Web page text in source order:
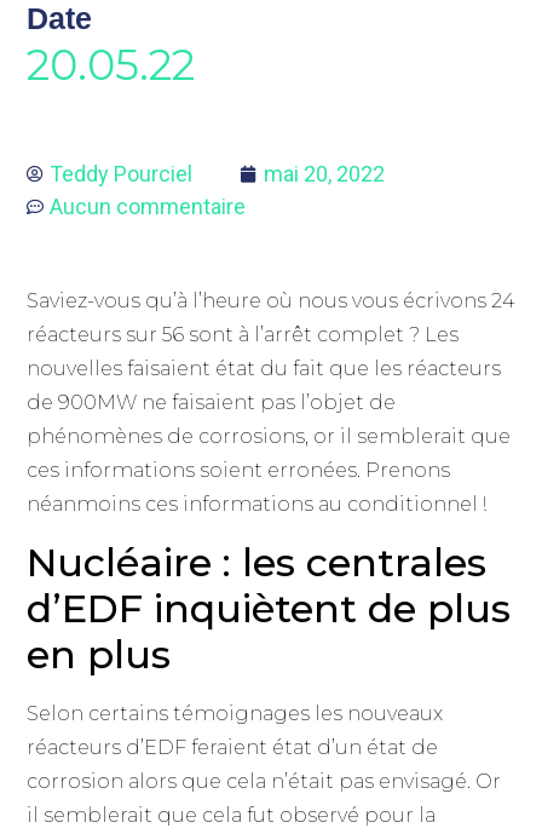
Date
20.05.22
Teddy Pourciel
mai 20, 2022
Aucun commentaire
Saviez-vous qu’à l’heure où nous vous écrivons 24
réacteurs sur 56 sont à l’arrêt complet ? Les
nouvelles faisaient état du fait que les réacteurs
de 900MW ne faisaient pas l’objet de
phénomènes de corrosions, or il semblerait que
ces informations soient erronées. Prenons
néanmoins ces informations au conditionnel !
Nucléaire : les centrales
d’EDF inquiètent de plus
en plus
Selon certains témoignages les nouveaux
réacteurs d’EDF feraient état d’un état de
corrosion alors que cela n’était pas envisagé. Or
il semblerait que cela fut observé pour la